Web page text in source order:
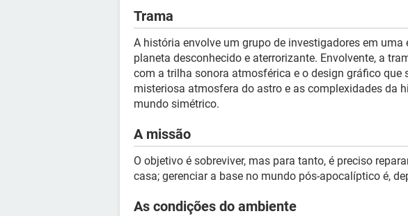
Trama
A história envolve um grupo de investigadores em uma
planeta desconhecido e aterrorizante. Envolvente, a
com a trilha sonora atmosférica e o design gráfico que
misteriosa atmosfera do astro e as complexidades da
mundo simétrico.
A missão
O objetivo é sobreviver, mas para tanto, é preciso
casa; gerenciar a base no mundo pós-apocalíptico é,
As condições do ambiente